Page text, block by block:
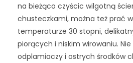
na bieżąco czyścic wilgotną
chusteczkami, można też prać
temperaturze 30 stopni,
piorących i niskim wirowaniu.
odplamiaczy i ostrych środków